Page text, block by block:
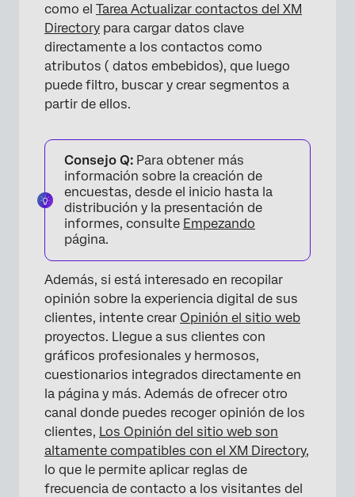
×
como el Tarea Actualizar contactos del XM
Directory para cargar datos clave
directamente a los contactos como
atributos ( datos embebidos), que luego
puede filtro, buscar y crear segmentos a
partir de ellos.
Consejo Q: Para obtener más
información sobre la creación de
encuestas, desde el inicio hasta la
distribución y la presentación de
informes, consulte Empezando
página.
Además, si está interesado en recopilar
opinión sobre la experiencia digital de sus
clientes, intente crear Opinión el sitio web
proyectos. Llegue a sus clientes con
gráficos profesionales y hermosos,
cuestionarios integrados directamente en
la página y más. Además de ofrecer otro
canal donde puedes recoger opinión de los
clientes, Los Opinión del sitio web son
altamente compatibles con el XM Directory,
lo que le permite aplicar reglas de
frecuencia de contacto a los visitantes del